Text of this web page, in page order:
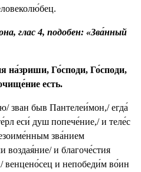
глас 4, подобен: «Зва́нный
на́зриши, Го́споди, Го́споди,
есть.
зван быв Пантелеи́мон,/ егда́
еси́ душ попече́ние,/ и теле́с
зва́нием
воздая́ние/ и благоче́стия
венцено́сец и непобеди́м во́ин